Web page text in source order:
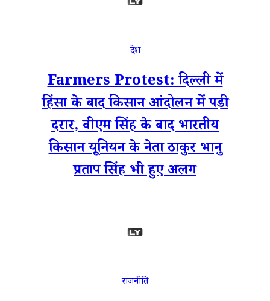
देश
Farmers Protest: दिल्ली में
हिंसा के बाद किसान आंदोलन में पड़ी
दरार, वीएम सिंह के बाद भारतीय
किसान यूनियन के नेता ठाकुर भानु
प्रताप सिंह भी हुए अलग
राजनीति